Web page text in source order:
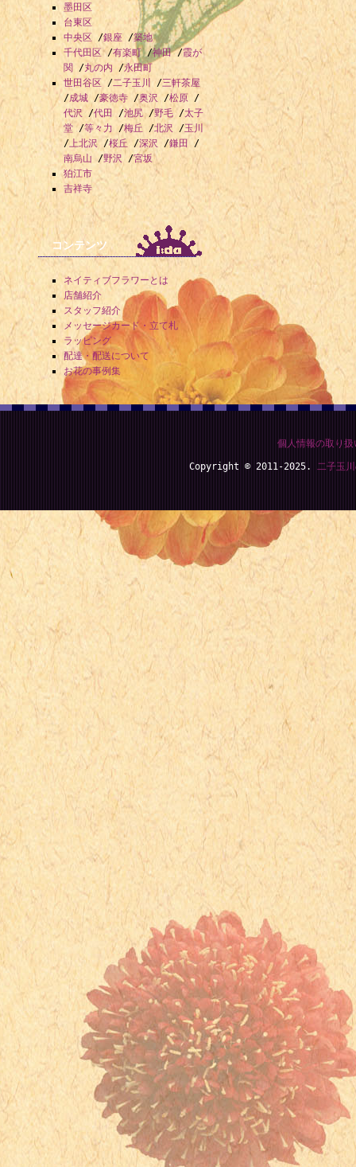
墨田区
台東区
中央区 /銀座 /築地
千代田区 /有楽町/神田/霞が
関 /丸の内 /永田町
世田谷区 /二子玉川 /三軒茶屋
/成城 /豪徳寺 /奥沢 /松原 /
代沢 /代田 /池尻/野毛/太子
堂 /等々力 /梅丘 /北沢 /玉川
/上北沢 /桜丘 /深沢 /鎌田
/
南烏山 /野沢 /宮坂
狛江市
吉祥寺
コンテンツ
ネイティブフラワーとは
店舗紹介
スタッフ紹介
メッセージカード・立て札
ラッピング
配達・配送について
お花の事例集
個人情報の取り
Copyright © 2011-2025.二子玉